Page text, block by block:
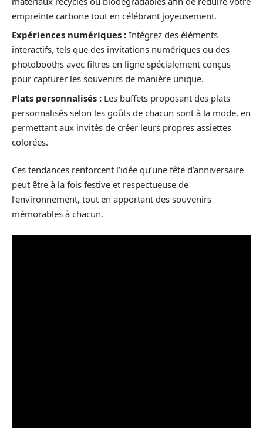
empreinte carbone tout en célébrant joyeusement.
Expériences numériques : Intégrez des éléments
interactifs, tels que des invitations numériques ou des
photobooths avec filtres en ligne spécialement conçus
pour capturer les souvenirs de manière unique.
Plats personnalisés : Les buffets proposant des plats
personnalisés selon les goûts de chacun sont à la mode, en
permettant aux invités de créer leurs propres assiettes
colorées.
Ces tendances renforcent l’idée qu’une fête d’anniversaire
peut être à la fois festive et respectueuse de
l’environnement, tout en apportant des souvenirs
mémorables à chacun.